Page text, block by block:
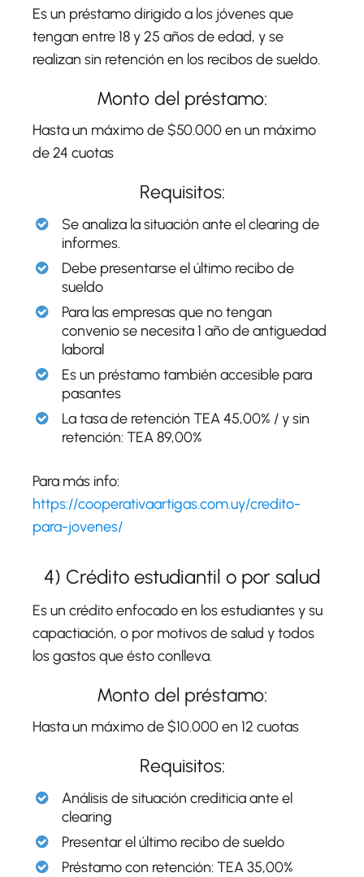
Es un préstamo dirigido a los jóvenes que
tengan entre 18 y 25 años de edad, y se
realizan sin retención en los recibos de sueldo.
Monto del préstamo:
Hasta un máximo de $50.000 en un máximo
de 24 cuotas
Requisitos:
Se analiza la situación ante el clearing de
informes.
Debe presentarse el último recibo de
sueldo
Para las empresas que no tengan
convenio se necesita 1 año de antiguedad
laboral
Es un préstamo también accesible para
pasantes
La tasa de retención TEA 45,00% / y sin
retención: TEA 89,00%
Para más info:
https://cooperativaartigas.com.uy/credito-
para-jovenes/
4) Crédito estudiantil o por salud
Es un crédito enfocado en los estudiantes y su
capactiación, o por motivos de salud y todos
los gastos que ésto conlleva.
Monto del préstamo:
Hasta un máximo de $10.000 en 12 cuotas
Requisitos:
Análisis de situación crediticia ante el
clearing
Presentar el último recibo de sueldo
Préstamo con retención: TEA 35,00%